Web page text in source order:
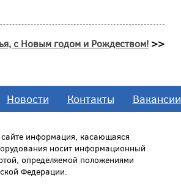
с Новым годом и Рождеством! >>
Новости Контакты Вакансии
информация, касающаяся
носит информационный
определяемой положениями
Федерации.